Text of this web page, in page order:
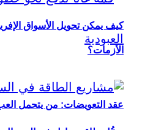
عقد التعويضات: من يتحمل
كيف يمكن تحويل الأسواق
الأزمات؟